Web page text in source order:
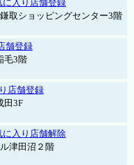
に入り店舗登録
取ショッピングセンター3階
舗登録
毛3階
店舗登録
田3F
に入り店舗解除
津田沼２階